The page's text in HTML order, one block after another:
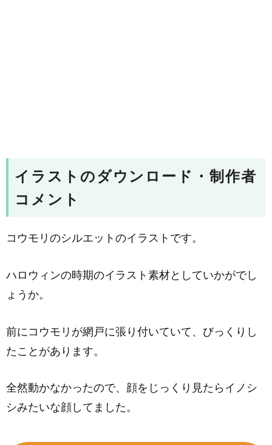
イラストのダウンロード・制作者
コメント
コウモリのシルエットのイラストです。
ハロウィンの時期のイラスト素材としていかがでし
ょうか。
前にコウモリが網戸に張り付いていて、びっくりし
たことがあります。
全然動かなかったので、顔をじっくり見たらイノシ
シみたいな顔してました。